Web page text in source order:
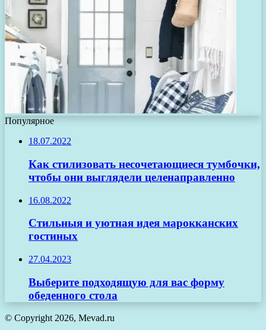
Популярное
18.07.2022
Как стилизовать несочетающиеся тумбочки,
чтобы они выглядели целенаправленно
16.08.2022
Стильныя и уютная идея марокканских
гостиных
27.04.2023
Выберите подходящую для вас форму
обеденного стола
© Copyright 2026, Mevad.ru